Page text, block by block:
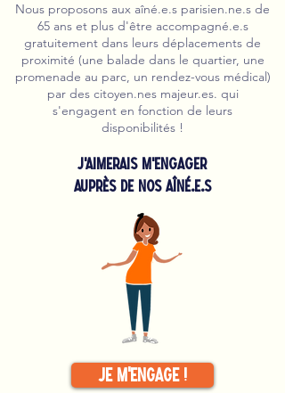
Nous proposons aux aîné.e.s parisien.ne.s de
65 ans et plus d'être accompagné.e.s
gratuitement dans leurs déplacements de
proximité (une balade dans le quartier, une
promenade au parc, un rendez-vous médical)
par des citoyen.nes majeur.es. qui
s'engagent en fonction de leurs
disponibilités !
J'aimerais m'engager
auprès de nos aîné.e.s
Je m'engage !